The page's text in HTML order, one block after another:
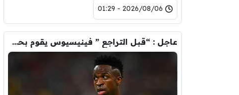
2026/08/06 - 01:29
عاجل : “قبل التراجع ” فينيسيوس يقوم بحذف كل صوره مع ريال مدريد